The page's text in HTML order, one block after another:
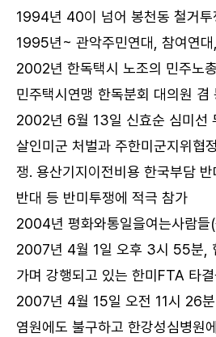
1994년 40이 넘어 봉천동 철거투
1995년~ 관악주민연대, 참여연
2002년 한독택시 노조의 민주노
민주택시연맹 한독분회 대의원 겸
2002년 6월 13일 신효순 심미선
살인미군 처벌과 주한미군지위협
쟁. 용산기지이전비용 한국부담
반대 등 반미투쟁에 적극 참가
2004년 평화와통일을여는사람들
2007년 4월 1일 오후 3시 55분,
가며 강행되고 있는 한미FTA 타
2007년 4월 15일 오전 11시 26
염원에도 불구하고 한강성심병원